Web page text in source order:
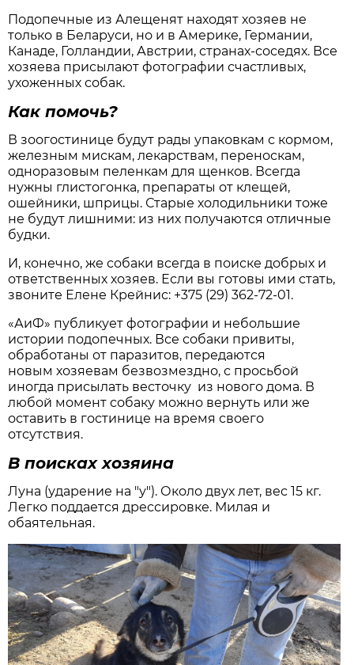
Подопечные из Алещенят находят хозяев не
только в Беларуси, но и в Америке, Германии,
Канаде, Голландии, Австрии, странах-соседях. Все
хозяева присылают фотографии счастливых,
ухоженных собак.
Как помочь?
В зоогостинице будут рады упаковкам с кормом,
железным мискам, лекарствам, переноскам,
одноразовым пеленкам для щенков. Всегда
нужны глистогонка, препараты от клещей,
ошейники, шприцы. Старые холодильники тоже
не будут лишними: из них получаются отличные
будки.
И, конечно, же собаки всегда в поиске добрых и
ответственных хозяев. Если вы готовы ими стать,
звоните Елене Крейнис: +375 (29) 362-72-01.
«АиФ» публикует фотографии и небольшие
истории подопечных. Все собаки привиты,
обработаны от паразитов, передаются
новым хозяевам безвозмездно, с просьбой
иногда присылать весточку из нового дома. В
любой момент собаку можно вернуть или же
оставить в гостинице на время своего
отсутствия.
В поисках хозяина
Луна (ударение на "у"). Около двух лет, вес 15 кг.
Легко поддается дрессировке. Милая и
обаятельная.